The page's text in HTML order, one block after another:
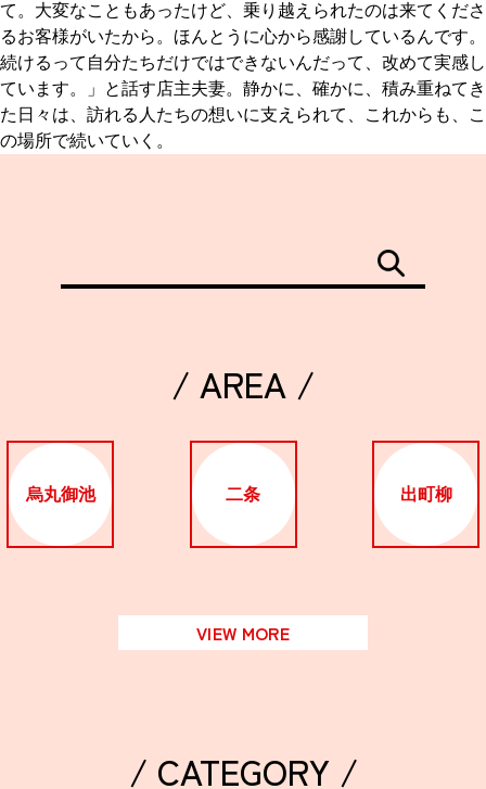
て。大変なこともあったけど、乗り越えられたのは来てくださ
るお客様がいたから。ほんとうに心から感謝しているんです。
続けるって自分たちだけではできないんだって、改めて実感し
ています。」と話す店主夫妻。静かに、確かに、積み重ねてき
た日々は、訪れる人たちの想いに支えられて、これからも、こ
の場所で続いていく。
/ AREA /
烏丸御池 二条 出町柳
VIEW MORE
/ CATEGORY /